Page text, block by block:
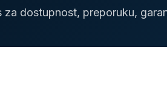
za dostupnost, preporuku,